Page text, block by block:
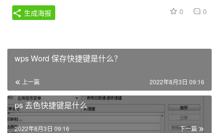
0 0
生成海报
wps Word 保存快捷键是什么？
上一篇 2022年8月3日 09:16
ps 去色快捷键是什么
下一篇
2022年8月3日 09:16